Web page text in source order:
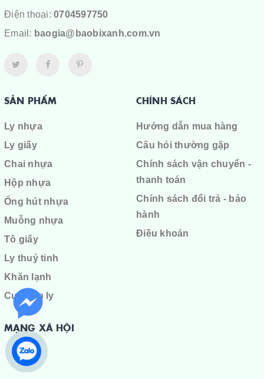
Điện thoại: 0704597750
Email: baogia@baobixanh.com.vn
SẢN PHẨM
Ly nhựa
Ly giấy
Chai nhựa
Hộp nhựa
Ống hút nhựa
Muỗng nhựa
Tô giấy
Ly thuỷ tinh
Khăn lạnh
Cuộn ép ly
CHÍNH SÁCH
Hướng dẫn mua hàng
Câu hỏi thường gặp
Chính sách vận chuyển -
thanh toán
Chính sách đổi trả - bảo
hành
Điều khoản
MẠNG XÃ HỘI